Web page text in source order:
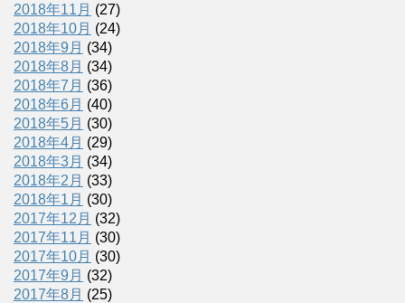
2018年11月 (27)
2018年10月 (24)
2018年9月 (34)
2018年8月 (34)
2018年7月 (36)
2018年6月 (40)
2018年5月 (30)
2018年4月 (29)
2018年3月 (34)
2018年2月 (33)
2018年1月 (30)
2017年12月 (32)
2017年11月 (30)
2017年10月 (30)
2017年9月 (32)
2017年8月 (25)